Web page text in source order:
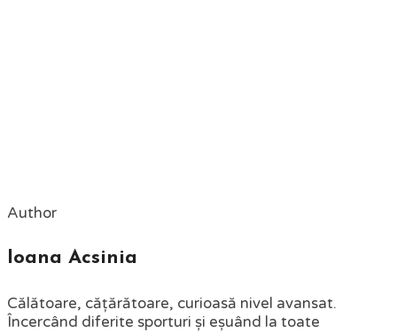
Author
Ioana Acsinia
Călătoare, cățărătoare, curioasă nivel avansat.
Încercând diferite sporturi și eșuând la toate